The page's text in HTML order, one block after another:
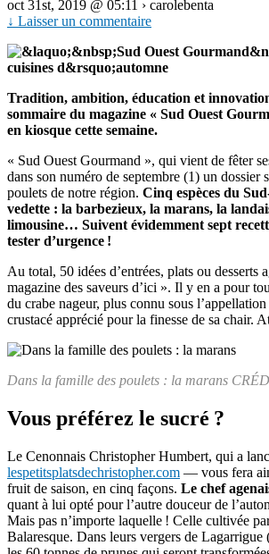
oct 31st, 2019 @ 05:11 › carolebenta
↓ Laisser un commentaire
Tradition, ambition, éducation et
sommaire du magazine « Sud Ouest
en kiosque cette semaine.
« Sud Ouest Gourmand », qui vient de fêter
dans son numéro de septembre (1) un dossier
poulets de notre région. Cinq espèces du
vedette : la barbezieux, la marans, la
limousine… Suivent évidemment sept
tester d’urgence !
Au total, 50 idées d’entrées, plats ou desserts
magazine des saveurs d’ici ». Il y en a pour
du crabe nageur, plus connu sous
crustacé apprécié pour la finesse de sa chair.
Dans la famille des poulets : la marans
Vous préférez le sucré ?
Le Cenonnais Christopher Humbert, qui a
lespetitsplatsdechristopher.com — vous fera
fruit de saison, en cinq façons. Le chef
quant à lui opté pour l’autre douceur de
Mais pas n’importe laquelle ! Celle cultivée
Balaresque. Dans leurs vergers de